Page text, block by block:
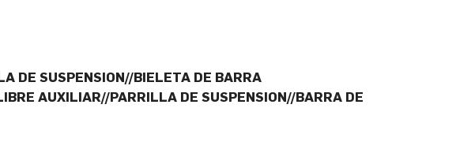
DE SUSPENSION//BIELETA DE BARRA
AUXILIAR//PARRILLA DE SUSPENSION//BARRA DE